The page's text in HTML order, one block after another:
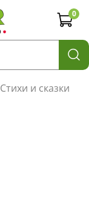
0
Стихи и сказки